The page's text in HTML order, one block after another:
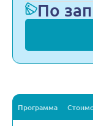
По
Программа